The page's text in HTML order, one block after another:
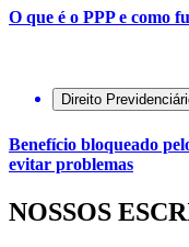
O que é o PPP e como
Direito
Benefício bloqueado
evitar problemas
NOSSOS